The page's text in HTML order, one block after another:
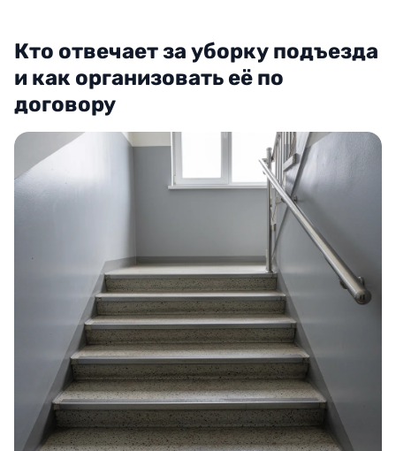
Кто отвечает за уборку подъезда
и как организовать её по
договору